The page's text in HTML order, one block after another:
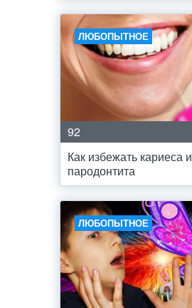
ЛЮБОПЫТНОЕ
92
Как избежать кариеса и
пародонтита
ЛЮБОПЫТНОЕ